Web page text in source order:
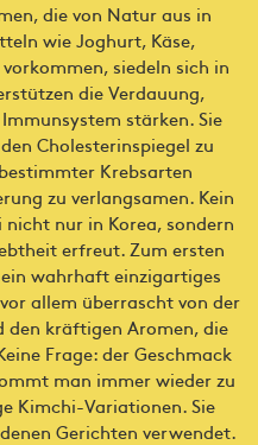
die von Natur aus in
wie Joghurt, Käse,
siedeln sich in
die Verdauung,
stärken. Sie
Cholesterinspiegel zu
Krebsarten
zu verlangsamen. Kein
nur in Korea, sondern
erfreut. Zum ersten
wahrhaft einzigartiges
allem überrascht von der
den kräftigen Aromen, die
Frage: der Geschmack
man immer wieder zu
Kimchi-Variationen. Sie
Gerichten verwendet.